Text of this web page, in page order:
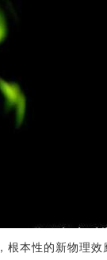
本性的新物理